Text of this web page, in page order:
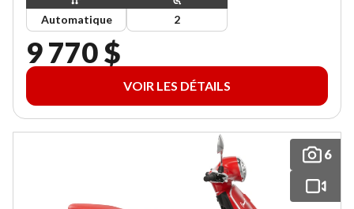
Automatique 2
9 770 $
VOIR LES DÉTAILS
6